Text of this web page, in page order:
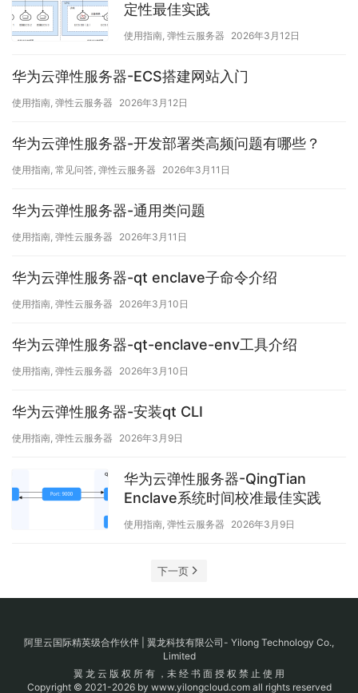
定性最佳实践
使用指南, 弹性云服务器 2026年3月12日
华为云弹性服务器-ECS搭建网站入门
使用指南, 弹性云服务器 2026年3月12日
华为云弹性服务器-开发部署类高频问题有哪些？
使用指南, 常见问答, 弹性云服务器 2026年3月11日
华为云弹性服务器-通用类问题
使用指南, 弹性云服务器 2026年3月11日
华为云弹性服务器-qt enclave子命令介绍
使用指南, 弹性云服务器 2026年3月10日
华为云弹性服务器-qt-enclave-env工具介绍
使用指南, 弹性云服务器 2026年3月10日
华为云弹性服务器-安装qt CLI
使用指南, 弹性云服务器 2026年3月9日
华为云弹性服务器-QingTian
Enclave系统时间校准最佳实践
使用指南, 弹性云服务器 2026年3月9日
下一页
阿里云国际精英级合作伙伴 | 翼龙科技有限公司- Yilong Technology Co.,
Limited
翼 龙 云 版 权 所 有 ，未 经 书 面 授 权 禁 止 使 用
Copyright © 2021-2026 by www.yilongcloud.com all rights reserved